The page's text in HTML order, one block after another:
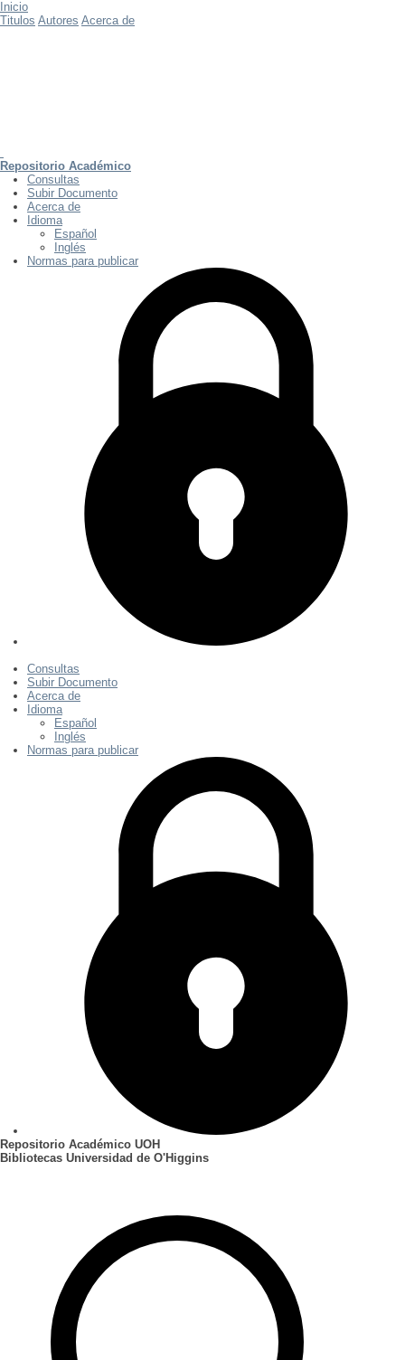
Inicio
Titulos Autores Acerca de
Repositorio Académico
Consultas
Subir Documento
Acerca de
Idioma
Español
Inglés
Normas para publicar
Consultas
Subir Documento
Acerca de
Idioma
Español
Inglés
Normas para publicar
Repositorio Académico UOH
Bibliotecas Universidad de O'Higgins